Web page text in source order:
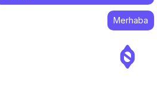
Merhaba